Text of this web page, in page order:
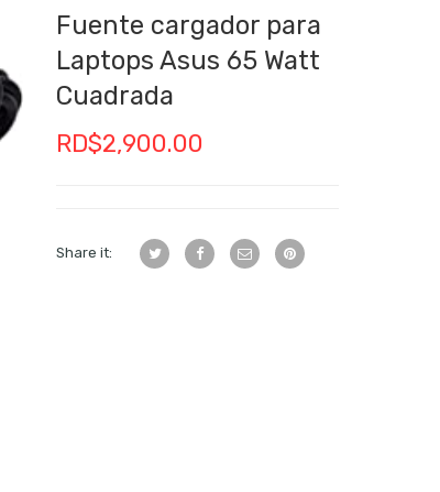
Fuente cargador para
Laptops Asus 65 Watt
Cuadrada
RD$2,900.00
Share it: